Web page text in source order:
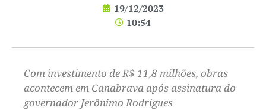
19/12/2023
10:54
Com investimento de R$ 11,8 milhões, obras
acontecem em Canabrava após assinatura do
governador Jerônimo Rodrigues